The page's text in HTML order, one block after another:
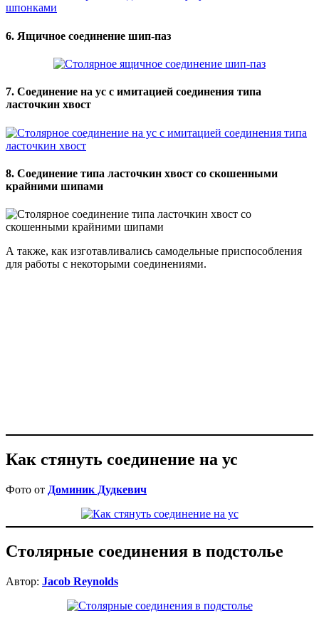
6. Ящичное соединение шип-паз
7. Соединение на ус с имитацией соединения типа
ласточкин хвост
8. Соединение типа ласточкин хвост со скошенными
крайними шипами
А также, как изготавливались самодельные приспособления
для работы с некоторыми соединениями.
Как стянуть соединение на ус
Фото от Доминик Дудкевич
Столярные соединения в подстолье
Автор: Jacob Reynolds